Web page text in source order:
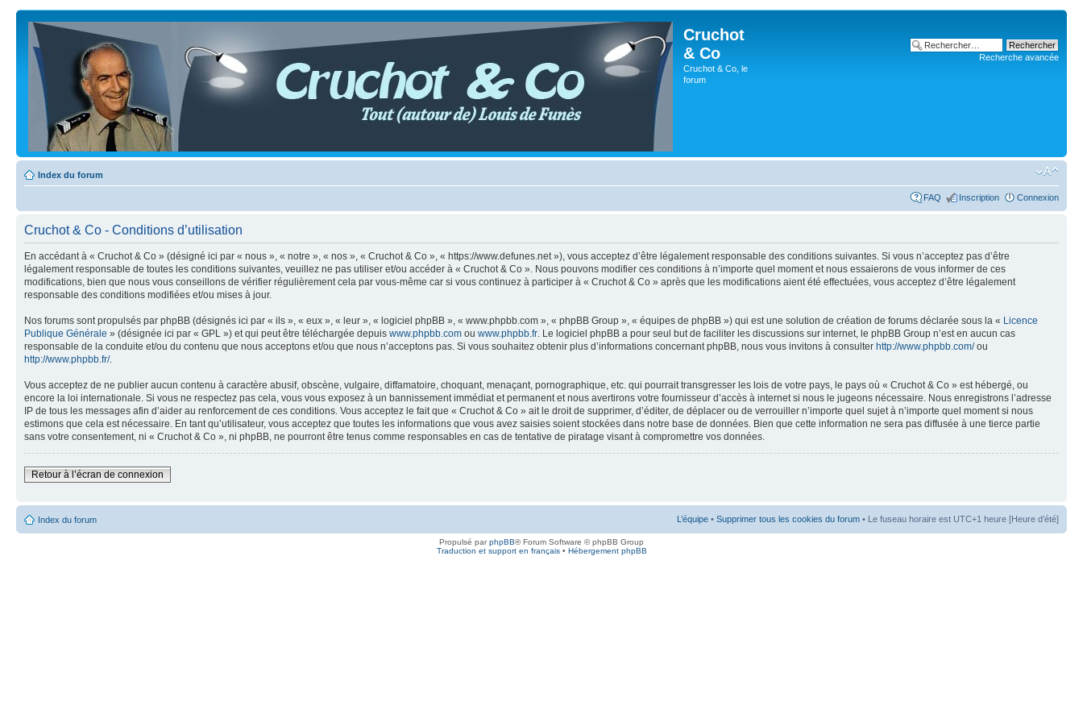
Cruchot
& Co
Cruchot & Co, le
forum
Recherche avancée
Index du forum
FAQ Inscription Connexion
Cruchot & Co - Conditions d’utilisation
En accédant à « Cruchot & Co » (désigné ici par « nous », « notre », « nos », « Cruchot & Co », « https://www.defunes.net »), vous acceptez d’être légalement responsable des conditions suivantes. Si vous n’acceptez pas d’être
légalement responsable de toutes les conditions suivantes, veuillez ne pas utiliser et/ou accéder à « Cruchot & Co ». Nous pouvons modifier ces conditions à n’importe quel moment et nous essaierons de vous informer de ces
modifications, bien que nous vous conseillons de vérifier régulièrement cela par vous-même car si vous continuez à participer à « Cruchot & Co » après que les modifications aient été effectuées, vous acceptez d’être légalement
responsable des conditions modifiées et/ou mises à jour.
Nos forums sont propulsés par phpBB (désignés ici par « ils », « eux », « leur », « logiciel phpBB », « www.phpbb.com », « phpBB Group », « équipes de phpBB ») qui est une solution de création de forums déclarée sous la « Licence
Publique Générale » (désignée ici par « GPL ») et qui peut être téléchargée depuis www.phpbb.com ou www.phpbb.fr. Le logiciel phpBB a pour seul but de faciliter les discussions sur internet, le phpBB Group n’est en aucun cas
responsable de la conduite et/ou du contenu que nous acceptons et/ou que nous n’acceptons pas. Si vous souhaitez obtenir plus d’informations concernant phpBB, nous vous invitons à consulter http://www.phpbb.com/ou
http://www.phpbb.fr/.
Vous acceptez de ne publier aucun contenu à caractère abusif, obscène, vulgaire, diffamatoire, choquant, menaçant, pornographique, etc. qui pourrait transgresser les lois de votre pays, le pays où « Cruchot & Co » est hébergé, ou
encore la loi internationale. Si vous ne respectez pas cela, vous vous exposez à un bannissement immédiat et permanent et nous avertirons votre fournisseur d’accès à internet si nous le jugeons nécessaire. Nous enregistrons l’adresse
IP de tous les messages afin d’aider au renforcement de ces conditions. Vous acceptez le fait que « Cruchot & Co » ait le droit de supprimer, d’éditer, de déplacer ou de verrouiller n’importe quel sujet à n’importe quel moment si nous
estimons que cela est nécessaire. En tant qu’utilisateur, vous acceptez que toutes les informations que vous avez saisies soient stockées dans notre base de données. Bien que cette information ne sera pas diffusée à une tierce partie
sans votre consentement, ni « Cruchot & Co », ni phpBB, ne pourront être tenus comme responsables en cas de tentative de piratage visant à compromettre vos données.
Retour à l’écran de connexion
Index du forum L’équipe • Supprimer tous les cookies du forum • Le fuseau horaire est UTC+1 heure [Heure d’été]
Propulsé parphpBB® Forum Software © phpBB Group
Traduction et support en français• Hébergement phpBB